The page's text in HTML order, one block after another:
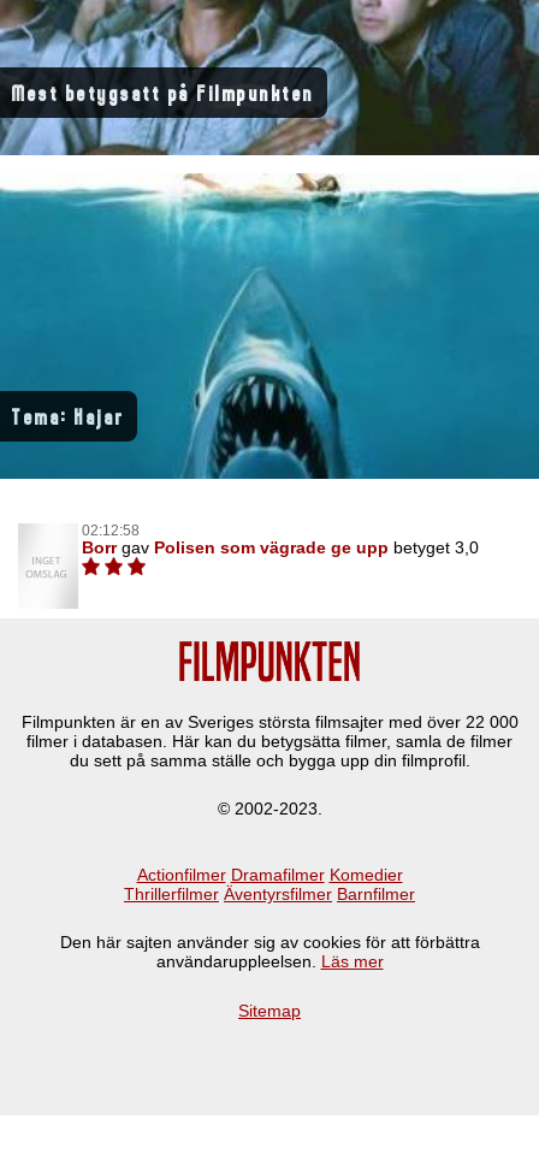
Mest betygsatt på Filmpunkten
Tema: Hajar
02:12:58
Borrgav Polisen som vägrade ge upp betyget 3,0
Filmpunkten är en av Sveriges största filmsajter med över 22 000
filmer i databasen. Här kan du betygsätta filmer, samla de filmer
du sett på samma ställe och bygga upp din filmprofil.
© 2002-2023.
Actionfilmer Dramafilmer Komedier
Thrillerfilmer Äventyrsfilmer Barnfilmer
Den här sajten använder sig av cookies för att förbättra
användaruppleelsen. Läs mer
Sitemap